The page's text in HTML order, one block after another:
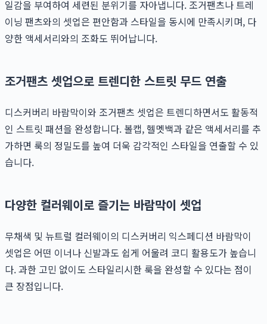
일감을 부여하여 세련된 분위기를 자아냅니다. 조거팬츠나 트레
이닝 팬츠와의 셋업은 편안함과 스타일을 동시에 만족시키며, 다
양한 액세서리와의 조화도 뛰어납니다.
조거팬츠 셋업으로 트렌디한 스트릿 무드 연출
디스커버리 바람막이와 조거팬츠 셋업은 트렌디하면서도 활동적
인 스트릿 패션을 완성합니다. 볼캡, 헬멧백과 같은 액세서리를 추
가하면 룩의 정밀도를 높여 더욱 감각적인 스타일을 연출할 수 있
습니다.
다양한 컬러웨이로 즐기는 바람막이 셋업
무채색 및 뉴트럴 컬러웨이의 디스커버리 익스페디션 바람막이
셋업은 어떤 이너나 신발과도 쉽게 어울려 코디 활용도가 높습니
다. 과한 고민 없이도 스타일리시한 룩을 완성할 수 있다는 점이
큰 장점입니다.